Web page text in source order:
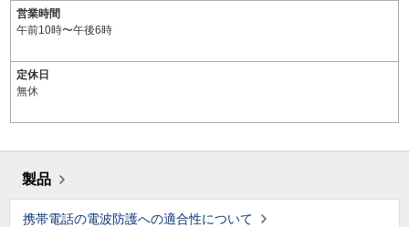
営業時間
午前10時〜午後6時
定休日
無休
製品
携帯電話の電波防護への適合性について